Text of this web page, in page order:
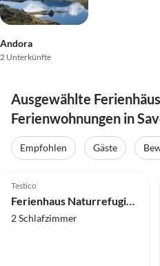
Andora
2 Unterkünfte
Ausgewählte
Ferienwohnungen in
Empfohlen Gäste
Testico
2 Schlafzimmer